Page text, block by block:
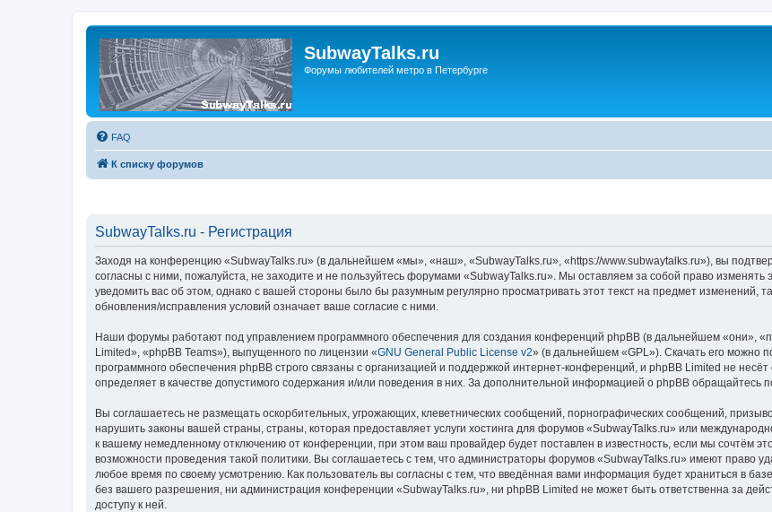
SubwayTalks.ru
Форумы любителей метро в Петербурге
FAQ
К списку форумов
SubwayTalks.ru - Регистрация
Заходя на конференцию «SubwayTalks.ru» (в дальнейшем «мы», «наш», «SubwayTalks.ru», «https://www.subwaytalks.ru»), вы
согласны с ними, пожалуйста, не заходите и не пользуйтесь форумами «SubwayTalks.ru». Мы оставляем за собой право
уведомить вас об этом, однако с вашей стороны было бы разумным регулярно просматривать этот текст на предмет изменений,
обновления/исправления условий означает ваше согласие с ними.
Наши форумы работают под управлением программного обеспечения для создания конференций phpBB (в дальнейшем «они»,
Limited», «phpBB Teams»), выпущенного по лицензии «GNU General Public License v2» (в дальнейшем «GPL»). Скачать его можно
программного обеспечения phpBB строго связаны с организацией и поддержкой интернет-конференций, и phpBB Limited не
определяет в качестве допустимого содержания и/или поведения в них. За дополнительной информацией о phpBB обращайтесь
Вы соглашаетесь не размещать оскорбительных, угрожающих, клеветнических сообщений, порнографических сообщений,
нарушить законы вашей страны, страны, которая предоставляет услуги хостинга для форумов «SubwayTalks.ru» или
к вашему немедленному отключению от конференции, при этом ваш провайдер будет поставлен в известность, если мы сочтём
возможности проведения такой политики. Вы соглашаетесь с тем, что администраторы форумов «SubwayTalks.ru» имеют право
любое время по своему усмотрению. Как пользователь вы согласны с тем, что введённая вами информация будет храниться в
без вашего разрешения, ни администрация конференции «SubwayTalks.ru», ни phpBB Limited не может быть ответственна за
доступу к ней.